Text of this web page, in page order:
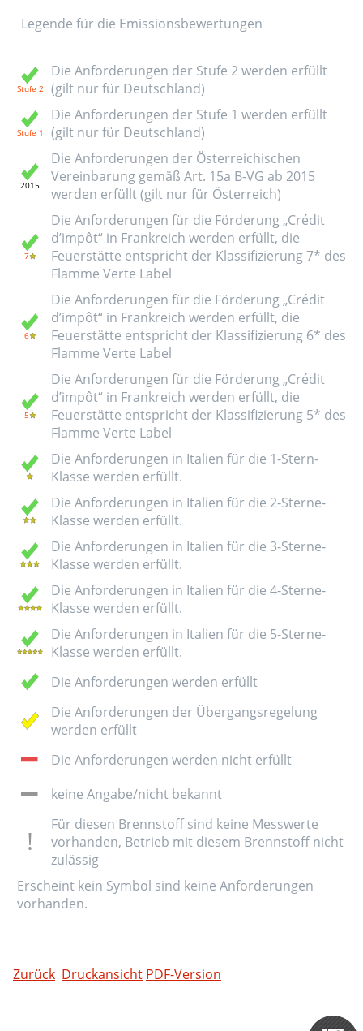
Legende für die Emissionsbewertungen
Die Anforderungen der Stufe 2 werden erfüllt
(gilt nur für Deutschland)
Die Anforderungen der Stufe 1 werden erfüllt
(gilt nur für Deutschland)
Die Anforderungen der Österreichischen
Vereinbarung gemäß Art. 15a B-VG ab 2015
werden erfüllt (gilt nur für Österreich)
Die Anforderungen für die Förderung „Crédit
d’impôt“ in Frankreich werden erfüllt, die
Feuerstätte entspricht der Klassifizierung 7* des
Flamme Verte Label
Die Anforderungen für die Förderung „Crédit
d’impôt“ in Frankreich werden erfüllt, die
Feuerstätte entspricht der Klassifizierung 6* des
Flamme Verte Label
Die Anforderungen für die Förderung „Crédit
d’impôt“ in Frankreich werden erfüllt, die
Feuerstätte entspricht der Klassifizierung 5* des
Flamme Verte Label
Die Anforderungen in Italien für die 1-Stern-
Klasse werden erfüllt.
Die Anforderungen in Italien für die 2-Sterne-
Klasse werden erfüllt.
Die Anforderungen in Italien für die 3-Sterne-
Klasse werden erfüllt.
Die Anforderungen in Italien für die 4-Sterne-
Klasse werden erfüllt.
Die Anforderungen in Italien für die 5-Sterne-
Klasse werden erfüllt.
Die Anforderungen werden erfüllt
Die Anforderungen der Übergangsregelung
werden erfüllt
Die Anforderungen werden nicht erfüllt
keine Angabe/nicht bekannt
Für diesen Brennstoff sind keine Messwerte
vorhanden, Betrieb mit diesem Brennstoff nicht
zulässig
Erscheint kein Symbol sind keine Anforderungen
vorhanden.
Zurück Druckansicht PDF-Version